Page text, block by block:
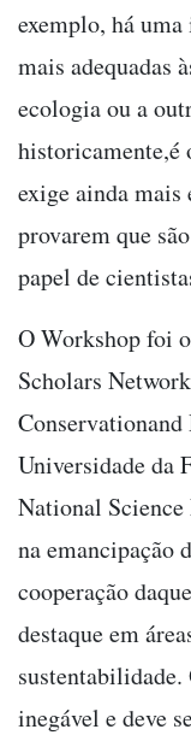
exemplo, há
mais adequadas
ecologia ou a
historicamente,é
exige ainda mais
provarem que
papel de
O Workshop foi
Scholars
Universidade da
National Science
na emancipação
cooperação
destaque em
inegável e deve